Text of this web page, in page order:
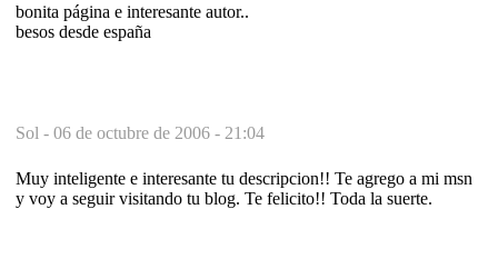
bonita página e interesante autor..
besos desde españa
Sol - 06 de octubre de 2006 - 21:04
Muy inteligente e interesante tu descripcion!! Te agrego a mi msn
y voy a seguir visitando tu blog. Te felicito!! Toda la suerte.